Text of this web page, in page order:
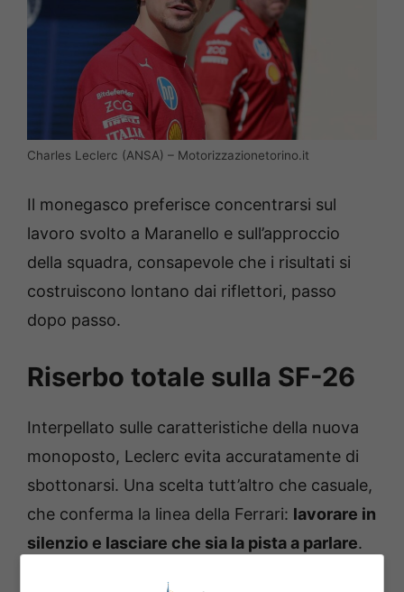
Charles Leclerc (ANSA) – Motorizzazionetorino.it
Il monegasco preferisce concentrarsi sul
lavoro svolto a Maranello e sull’approccio
della squadra, consapevole che i risultati si
costruiscono lontano dai riflettori, passo
dopo passo.
Riserbo totale sulla SF-26
Interpellato sulle caratteristiche della nuova
monoposto, Leclerc evita accuratamente di
sbottonarsi. Una scelta tutt’altro che casuale,
che conferma la linea della Ferrari: lavorare in
silenzio e lasciare che sia la pista a parlare.